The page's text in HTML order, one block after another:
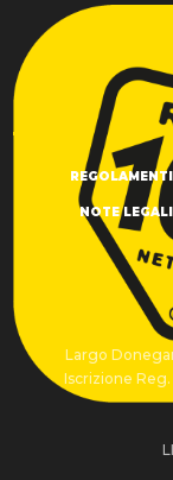
NOTE LEGALI
Largo
Iscrizione Reg.